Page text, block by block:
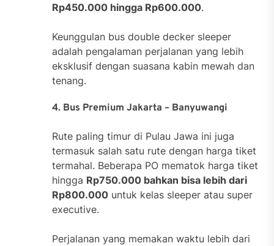
Rp450.000 hingga Rp600.000.
Keunggulan bus double decker sleeper
adalah pengalaman perjalanan yang lebih
eksklusif dengan suasana kabin mewah dan
tenang.
4. Bus Premium Jakarta – Banyuwangi
Rute paling timur di Pulau Jawa ini juga
termasuk salah satu rute dengan harga tiket
termahal. Beberapa PO mematok harga tiket
hingga Rp750.000 bahkan bisa lebih dari
Rp800.000 untuk kelas sleeper atau super
executive.
Perjalanan yang memakan waktu lebih dari